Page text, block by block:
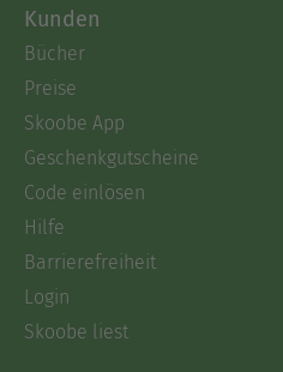
Kunden
Bücher
Preise
Skoobe App
Geschenkgutscheine
Code einlösen
Hilfe
Barrierefreiheit
Login
Skoobe liest